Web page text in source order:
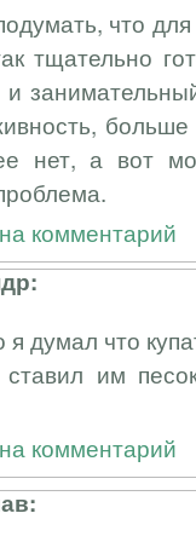
что
тщательно
и
нет, а вот
комментарий
думал что
им
комментарий